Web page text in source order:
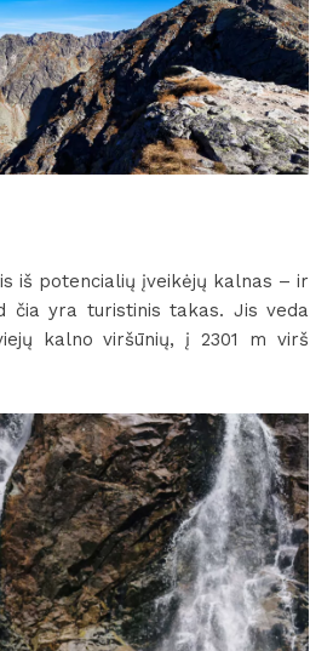
iš potencialių įveikėjų kalnas – ir
čia yra turistinis takas. Jis veda
kalno viršūnių, į 2301 m virš